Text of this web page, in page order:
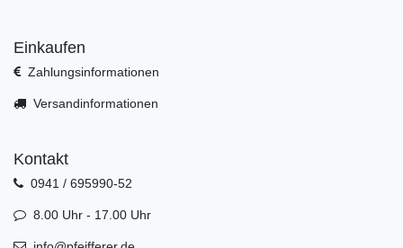
Einkaufen
Zahlungsinformationen
Versandinformationen
Kontakt
0941 / 695990-52
8.00 Uhr - 17.00 Uhr